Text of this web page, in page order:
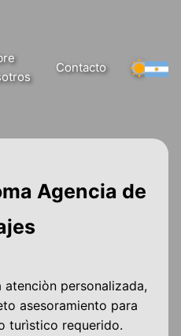
Contacto
Agencia de
personalizada,
asesoramiento para
turìstico requerido.